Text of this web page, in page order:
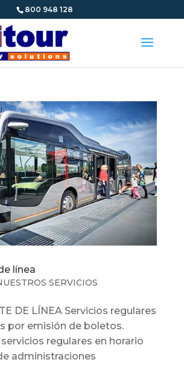
800 948 128
línea
SERVICIOS
DE LÍNEA Servicios regulares
por emisión de boletos.
regulares en horario
administraciones